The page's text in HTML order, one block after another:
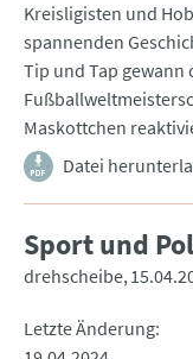
Kreisligisten und
spannenden
Tip und Tap
Maskottchen
Datei
Sport und
drehscheibe
Letzte Änderung